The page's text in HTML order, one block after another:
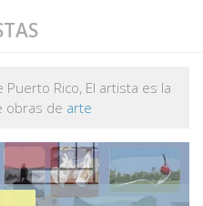
Puerto Rico, El artista es la
obras de arte